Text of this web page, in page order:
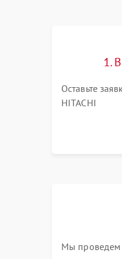
1.
Оставьте
HITACHI
Мы проведем